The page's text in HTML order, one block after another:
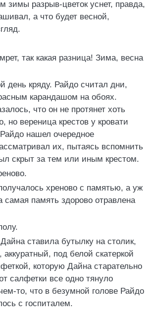
зимы разрыв-цветок уснет, правда,
а что будет весной,
так какая разница! Зима, весна
день кряду. Райдо считал дни,
карандашом на обоях.
что он не протянет хоть
но вереница крестов у кровати
нашел очередное
их, пытаясь вспомнить
скрыт за тем или иным крестом.
хреново с памятью, а уж
самая память здорово отравлена
ставила бутылку на столик,
под белой скатеркой
которую Дайна старательно
салфетки все одно тянуло
то, что в безумной голове Райдо
с госпиталем.